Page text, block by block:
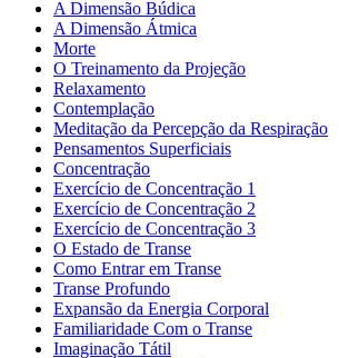
A Dimensão Búdica
A Dimensão Átmica
Morte
O Treinamento da Projeção
Relaxamento
Contemplação
Meditação da Percepção da Respiração
Pensamentos Superficiais
Concentração
Exercício de Concentração 1
Exercício de Concentração 2
Exercício de Concentração 3
O Estado de Transe
Como Entrar em Transe
Transe Profundo
Expansão da Energia Corporal
Familiaridade Com o Transe
Imaginação Tátil